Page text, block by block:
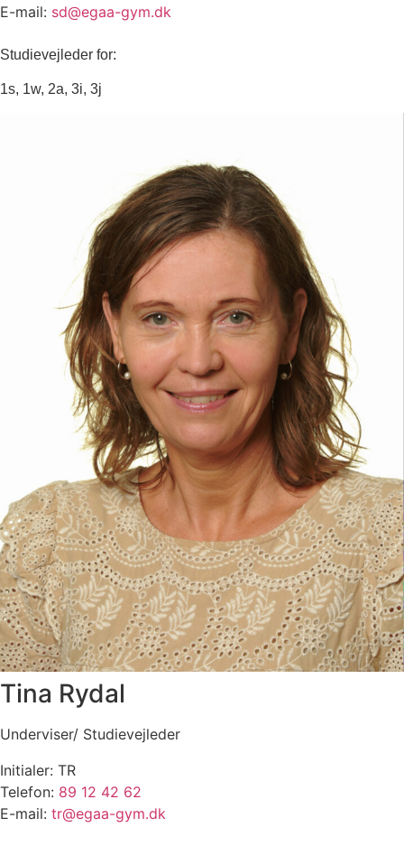
E-mail: sd@egaa-gym.dk
Studievejleder for:
1s, 1w, 2a, 3i, 3j
Tina Rydal
Underviser/ Studievejleder
Initialer: TR
Telefon: 89 12 42 62
E-mail: tr@egaa-gym.dk